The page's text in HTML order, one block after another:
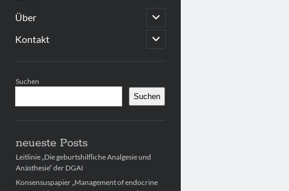
Über
open
child
menu
Kontakt
open
child
Suchen
Suchen
neueste Posts
Leitlinie „Die geburtshilfliche Analgesie und
Anästhesie“ der DGAI
Konsensuspapier „Management of endocrine